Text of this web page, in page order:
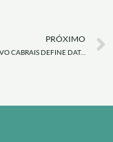
PRÓXIMO
CMD DE NOVO CABRAIS DEFINE DATAS DAS FINAIS E ANUNCIA NOVIDADES PARA A COMPETIÇÃO!